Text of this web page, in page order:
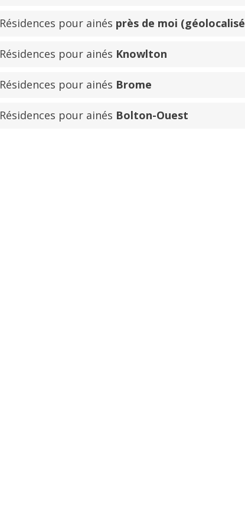
Résidences pour ainés près de moi
Résidences pour ainés Knowlton
Résidences pour ainés Brome
Résidences pour ainés Bolton-Ouest